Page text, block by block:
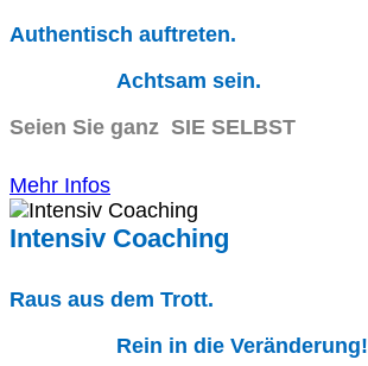
Authentisch auftreten.
Achtsam sein.
Seien Sie ganz SIE SELBST
Mehr Infos
Intensiv Coaching
Raus aus dem Trott.
Rein in die Veränderung!